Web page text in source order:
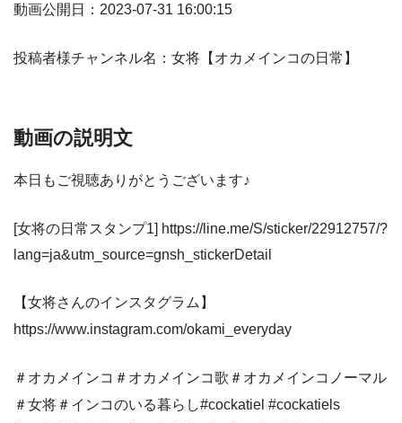
動画公開日：2023-07-31 16:00:15
投稿者様チャンネル名：女将【オカメインコの日常】
動画の説明文
本日もご視聴ありがとうございます♪
[女将の日常スタンプ1] https://line.me/S/sticker/22912757/?
lang=ja&utm_source=gnsh_stickerDetail
【女将さんのインスタグラム】
https://www.instagram.com/okami_everyday
＃オカメインコ＃オカメインコ歌＃オカメインコノーマル
＃女将＃インコのいる暮らし#cockatiel #cockatiels